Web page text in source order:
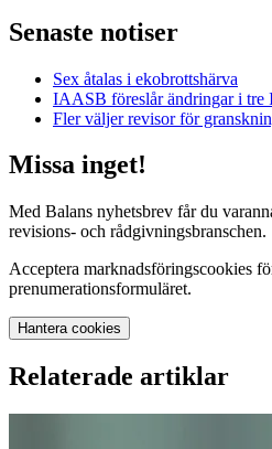
Senaste notiser
Sex åtalas i ekobrottshärva
IAASB föreslår ändringar i tre
Fler väljer revisor för
Missa inget!
Med Balans nyhetsbrev får du
revisions- och rådgivningsbranschen.
Acceptera marknadsföringscookies
prenumerationsformuläret.
Hantera cookies
Relaterade artiklar